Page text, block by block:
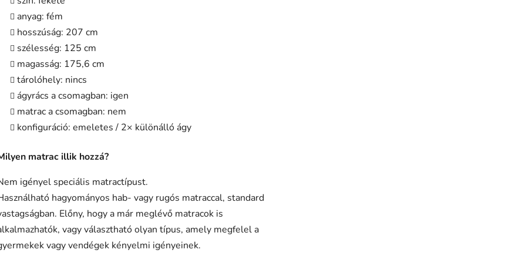
anyag: fém
hosszúság: 207 cm
szélesség: 125 cm
magasság: 175,6 cm
tárolóhely: nincs
ágyrács a csomagban: igen
matrac a csomagban: nem
konfiguráció: emeletes / 2× különálló ágy
matrac illik hozzá?
igényel speciális matractípust.
hagyományos hab- vagy rugós matraccal, standard
Előny, hogy a már meglévő matracok is
vagy választható olyan típus, amely megfelel a
vagy vendégek kényelmi igényeinek.